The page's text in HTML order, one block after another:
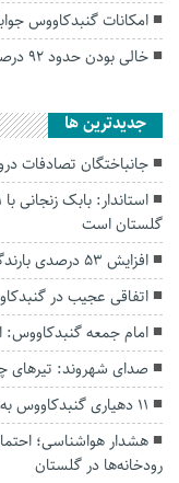
امکانات گنبدکاووس
خالی بودن حدود ۹۲ درصد حجم مخازن سد‌های استان گلستان
جديدترين ها
جانباختگان تصادفات درون‌شهری
گلستان است
افزایش ۵۳ درصدی بارندگی‌ها در گلستان
اتفاقی عجیب در‌
امام جمعه گنبدکاووس:
صدای شهروند: تیرهای
۱۱ دهیاری گنبدکاووس به شبکه حفاظت مردمی منابع طبیعی پیوستند
هشدار هواشناسی؛
رودخانه‌ها در گلستان